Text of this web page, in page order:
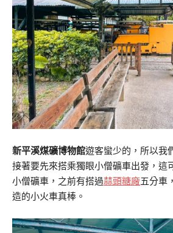
新平溪煤礦博物館遊客蠻少的，所以我
接著要先來搭乘獨眼小僧礦車出發，這
小僧礦車，之前有搭過蒜頭糖廠五分車
造的小火車真棒。